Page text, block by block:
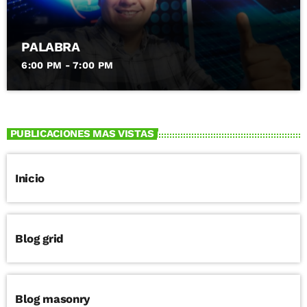
PALABRA
6:00 PM - 7:00 PM
PUBLICACIONES MAS VISTAS
Inicio
Blog grid
Blog masonry